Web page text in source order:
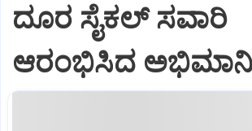
ದೂರ ಸೈಕಲ್‌ ಸವಾರಿ
ಆರಂಭಿಸಿದ